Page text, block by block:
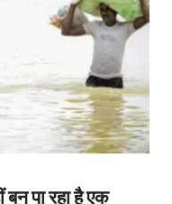
बन पा रहा है एक